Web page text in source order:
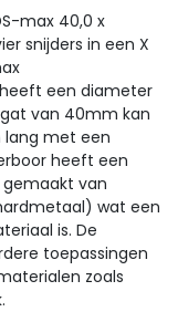
max 40,0 x
snijders in een X
een diameter
van 40mm kan
lang met een
heeft een
gemaakt van
wat een
is. De
toepassingen
zoals